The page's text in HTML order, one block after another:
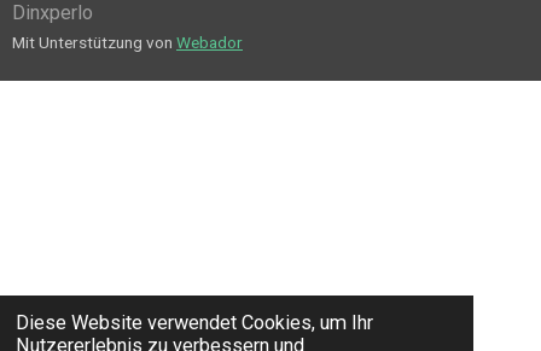
Diese Website verwendet Cookies, um Ihr
Nutzererlebnis zu verbessern und
Dinxperlo
Mit Unterstützung von Webador